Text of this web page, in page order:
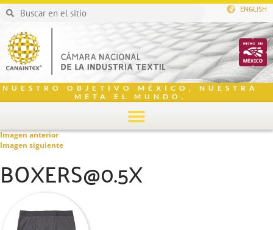
ENGLISH
NUESTRO OBJETIVO MÉXICO, NUESTRA
META EL MUNDO.
Imagen anterior
Imagen siguiente
BOXERS@0.5X